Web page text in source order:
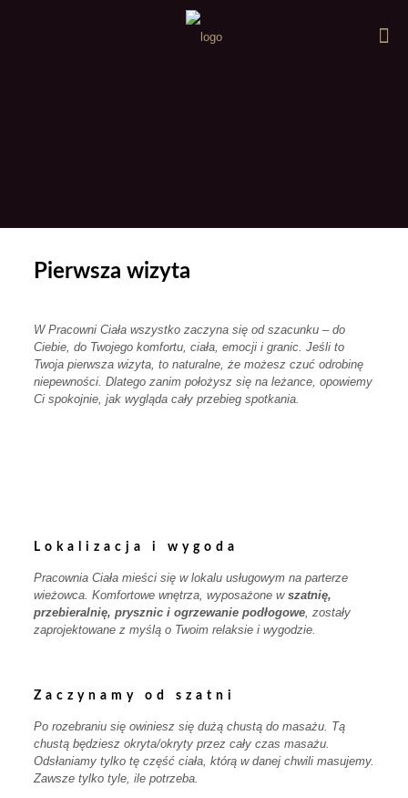
Pierwsza wizyta
W Pracowni Ciała wszystko zaczyna się od szacunku – do
Ciebie, do Twojego komfortu, ciała, emocji i granic. Jeśli to
Twoja pierwsza wizyta, to naturalne, że możesz czuć odrobinę
niepewności. Dlatego zanim położysz się na leżance, opowiemy
Ci spokojnie, jak wygląda cały przebieg spotkania.
Lokalizacja i wygoda
Pracownia Ciała mieści się w lokalu usługowym na parterze
wieżowca. Komfortowe wnętrza, wyposażone w szatnię,
przebieralnię, prysznic i ogrzewanie podłogowe, zostały
zaprojektowane z myślą o Twoim relaksie i wygodzie.
Zaczynamy od szatni
Po rozebraniu się owiniesz się dużą chustą do masażu. Tą
chustą będziesz okryta/okryty przez cały czas masażu.
Odsłaniamy tylko tę część ciała, którą w danej chwili masujemy.
Zawsze tylko tyle, ile potrzeba.